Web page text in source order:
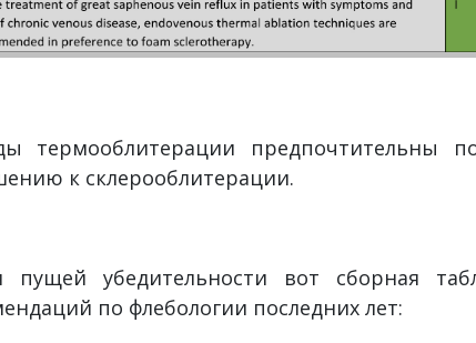
термооблитерации предпочтительны
к склерооблитерации.
пущей убедительности вот сборная
по флебологии последних лет: